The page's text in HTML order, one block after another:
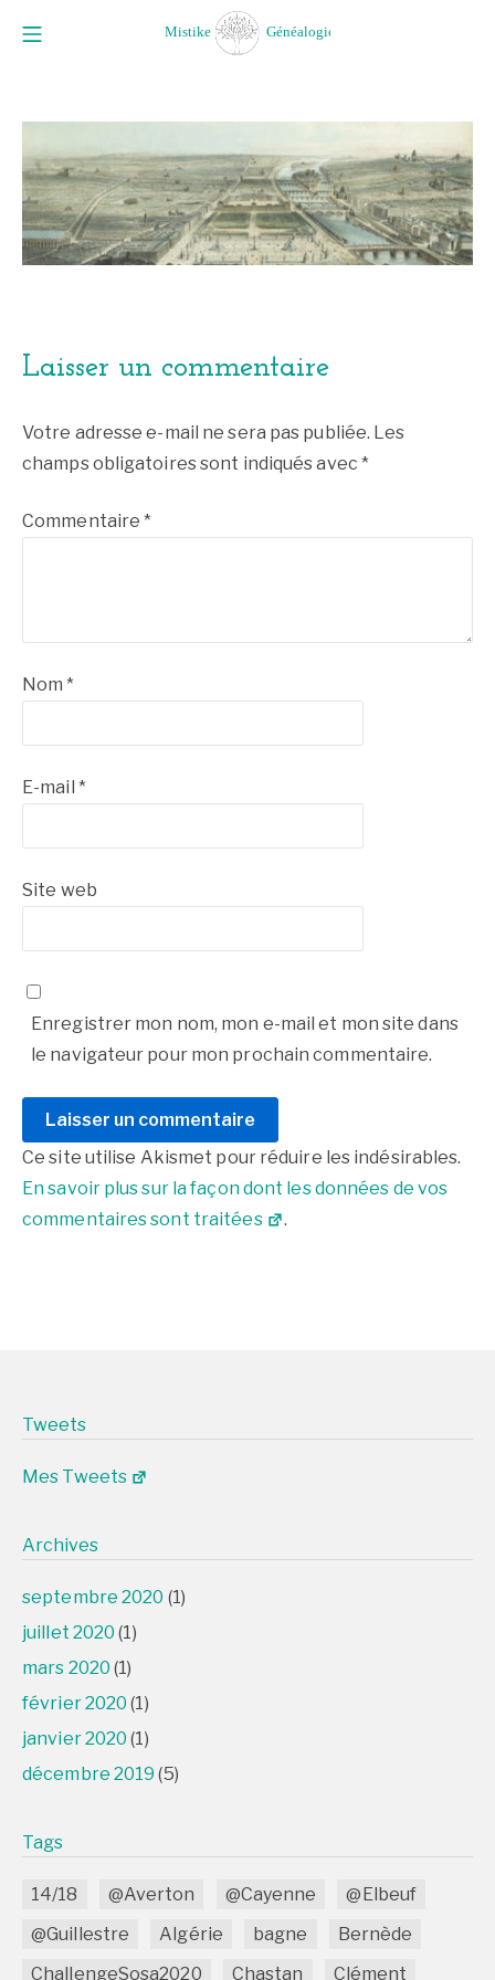
Menu mobile
Laisser un commentaire
Votre adresse e-mail ne sera pas publiée. Les
champs obligatoires sont indiqués avec *
Commentaire*
Nom*
E-mail *
Site web
Enregistrer mon nom, mon e-mail et mon site dans
le navigateur pour mon prochain commentaire.
Ce site utilise Akismet pour réduire les indésirables.
En savoir plus sur la façon dont les données de vos
commentaires sont traitées
.
Tweets
Mes Tweets
Archives
septembre 2020 (1)
juillet 2020 (1)
mars 2020 (1)
février 2020 (1)
janvier 2020 (1)
décembre 2019 (5)
Tags
14/18 @Averton @Cayenne
@Elbeuf
@Guillestre
Algérie bagne
Bernède
ChallengeSosa2020
Chastan Clément